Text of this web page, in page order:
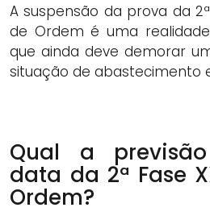
A suspensão da prova da
de Ordem é uma
que ainda deve demorar
situação de abastecimento
Qual a
data da 2ª Fase
Ordem?